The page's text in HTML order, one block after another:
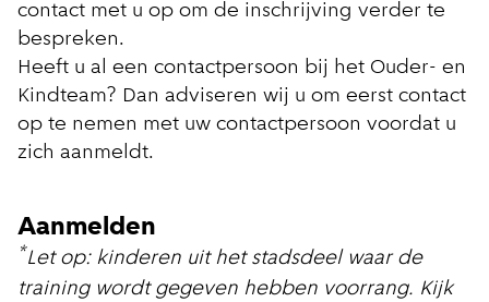
contact met u op om de inschrijving verder te
bespreken.
Heeft u al een contactpersoon bij het Ouder- en
Kindteam? Dan adviseren wij u om eerst contact
op te nemen met uw contactpersoon voordat u
zich aanmeldt.
Aanmelden
*Let op: kinderen uit het stadsdeel waar de
training wordt gegeven hebben voorrang. Kijk